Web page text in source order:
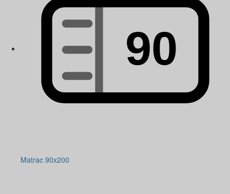
Matrac 90x200